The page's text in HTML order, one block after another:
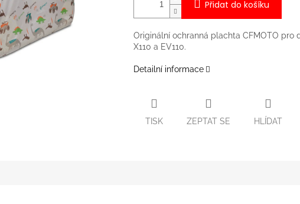
Přidat do košíku
Originální ochranná plachta CFMOTO pro
X110 a EV110.
Detailní informace
TISK ZEPTAT SE HLÍDAT